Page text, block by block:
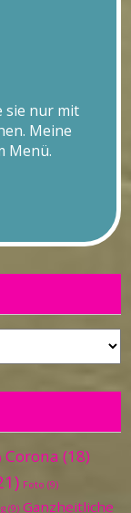
sie nur mit
Meine
Menü.
Corona (18)
Foto (9)
(9) Ganzheitliche